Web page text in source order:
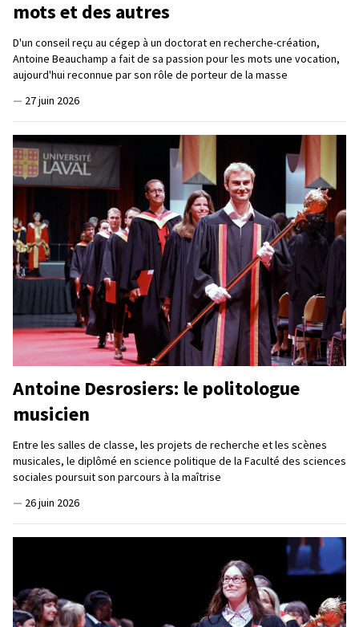
mots et des autres
D'un conseil reçu au cégep à un doctorat en recherche-création,
Antoine Beauchamp a fait de sa passion pour les mots une vocation,
aujourd'hui reconnue par son rôle de porteur de la masse
— 27 juin 2026
Antoine Desrosiers: le politologue
musicien
Entre les salles de classe, les projets de recherche et les scènes
musicales, le diplômé en science politique de la Faculté des sciences
sociales poursuit son parcours à la maîtrise
— 26 juin 2026